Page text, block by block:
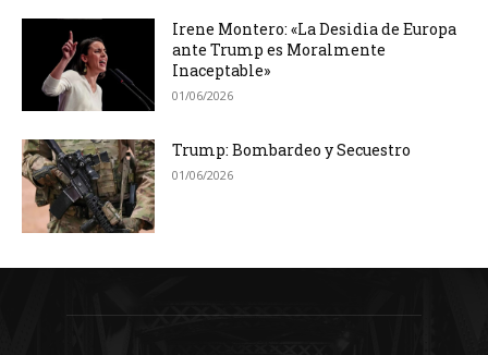
Irene Montero: «La Desidia de Europa
ante Trump es Moralmente
Inaceptable»
01/06/2026
Trump: Bombardeo y Secuestro
01/06/2026